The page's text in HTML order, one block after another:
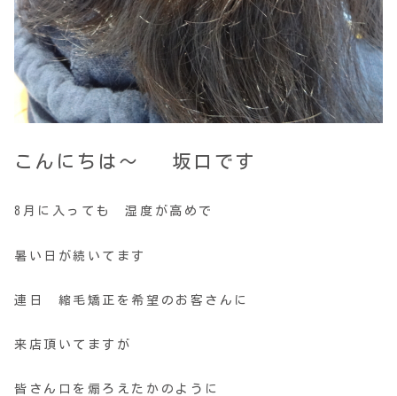
こんにちは～ 坂口です
8月に入っても 湿度が高めで
暑い日が続いてます
連日 縮毛矯正を希望のお客さんに
来店頂いてますが
皆さん口を煽ろえたかのように